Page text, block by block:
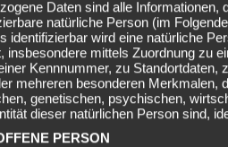
Daten sind alle Informationen,
natürliche Person (im
identifizierbar wird eine natürliche
insbesondere mittels Zuordnung zu
Kennnummer, zu Standortdaten,
mehreren besonderen Merkmalen,
genetischen, psychischen,
dieser natürlichen Person sind,
PERSON